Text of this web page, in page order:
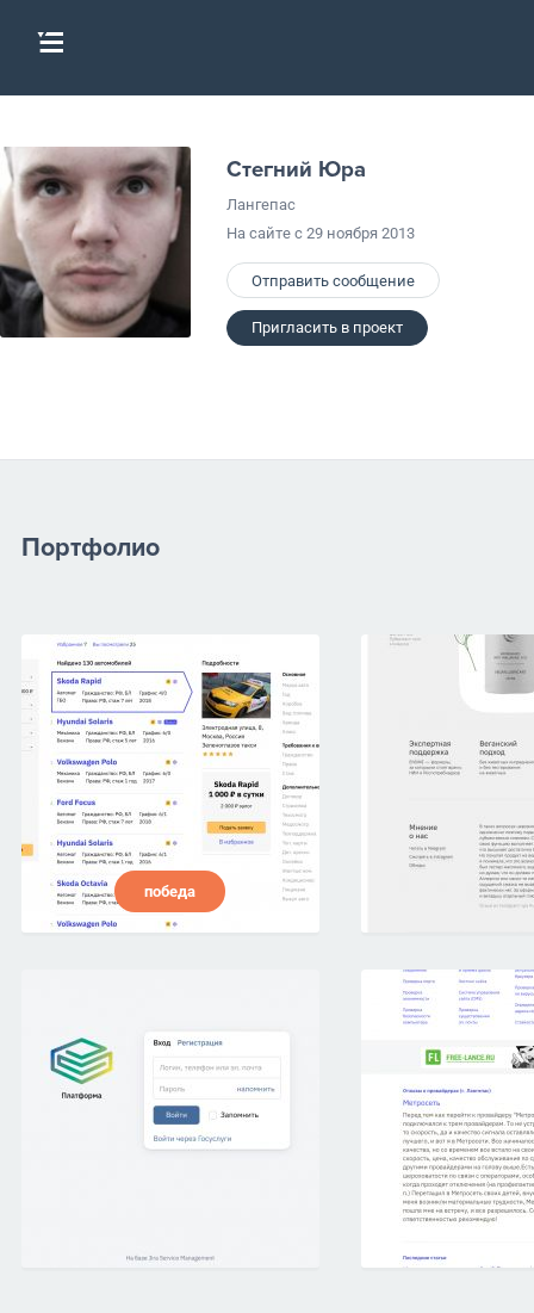
Стегний Юра
Лангепас
На сайте с 29 ноября 2013
Отправить сообщение
Пригласить в проект
Портфолио
победа